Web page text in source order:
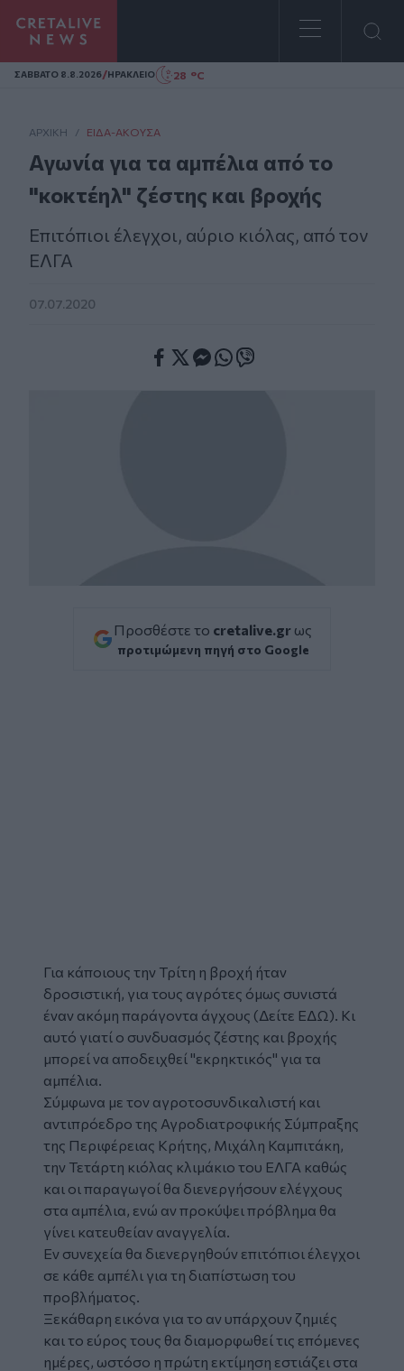
Homepage
ΣAΒΒΑΤΟ 8.8.2026/ΗΡΑΚΛΕΙΟ 28 °C
ΑΡΧΙΚΗ / ΕΊΔΑ-ΆΚΟΥΣΑ
Αγωνία για τα αμπέλια από το
"κοκτέηλ" ζέστης και βροχής
Επιτόπιοι έλεγχοι, αύριο κιόλας, από τον
ΕΛΓΑ
07.07.2020
Προσθέστε το cretalive.gr ως
προτιμώμενη πηγή στο Google
Για κάποιους την Τρίτη η βροχή ήταν
δροσιστική, για τους αγρότες όμως συνιστά
έναν ακόμη παράγοντα άγχους (Δείτε ΕΔΩ). Κι
αυτό γιατί ο συνδυασμός ζέστης και βροχής
μπορεί να αποδειχθεί "εκρηκτικός" για τα
αμπέλια.
Σύμφωνα με τον αγροτοσυνδικαλιστή και
αντιπρόεδρο της Αγροδιατροφικής Σύμπραξης
της Περιφέρειας Κρήτης, Μιχάλη Καμπιτάκη,
την Τετάρτη κιόλας κλιμάκιο του ΕΛΓΑ καθώς
και οι παραγωγοί θα διενεργήσουν ελέγχους
στα αμπέλια, ενώ αν προκύψει πρόβλημα θα
γίνει κατευθείαν αναγγελία.
Εν συνεχεία θα διενεργηθούν επιτόπιοι έλεγχοι
σε κάθε αμπέλι για τη διαπίστωση του
προβλήματος.
Ξεκάθαρη εικόνα για το αν υπάρχουν ζημιές
και το εύρος τους θα διαμορφωθεί τις επόμενες
ημέρες, ωστόσο η πρώτη εκτίμηση εστιάζει στα